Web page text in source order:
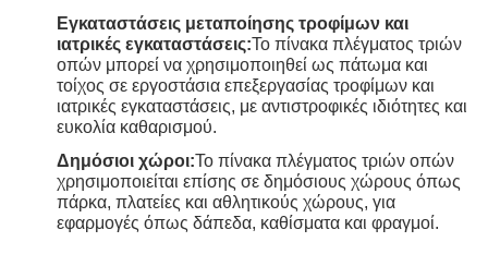
Εγκαταστάσεις μεταποίησης τροφίμων και
ιατρικές εγκαταστάσεις:Το πίνακα πλέγματος τριών
οπών μπορεί να χρησιμοποιηθεί ως πάτωμα και
τοίχος σε εργοστάσια επεξεργασίας τροφίμων και
ιατρικές εγκαταστάσεις, με αντιστροφικές ιδιότητες και
ευκολία καθαρισμού.
Δημόσιοι χώροι:Το πίνακα πλέγματος τριών οπών
χρησιμοποιείται επίσης σε δημόσιους χώρους όπως
πάρκα, πλατείες και αθλητικούς χώρους, για
εφαρμογές όπως δάπεδα, καθίσματα και φραγμοί.